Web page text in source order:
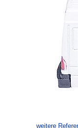
weitere